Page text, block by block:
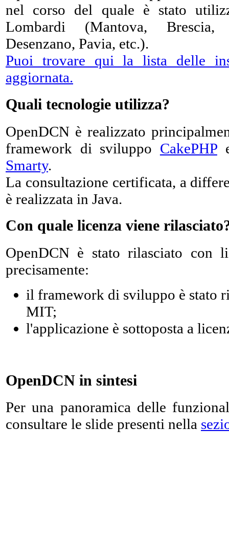
nel corso del quale è stato
Lombardi (Mantova, Brescia,
Desenzano, Pavia, etc.).
Puoi trovare qui la lista delle
aggiornata.
Quali tecnologie utilizza?
OpenDCN è realizzato
framework di sviluppo CakePHP
Smarty.
La consultazione certificata, a
è realizzata in Java.
Con quale licenza viene
OpenDCN è stato rilasciato con
precisamente:
il framework di sviluppo è stato
MIT;
l'applicazione è sottoposta a
OpenDCN in sintesi
Per una panoramica delle
consultare le slide presenti nella